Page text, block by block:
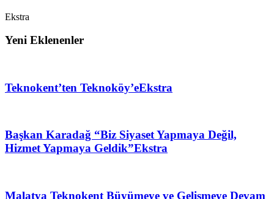
Ekstra
Yeni Eklenenler
Teknokent’ten Teknoköy’eEkstra
Başkan Karadağ “Biz Siyaset Yapmaya Değil,
Hizmet Yapmaya Geldik”Ekstra
Malatya Teknokent Büyümeye ve Gelişmeye Devam